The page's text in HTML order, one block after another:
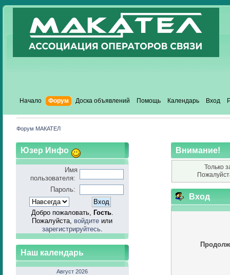
Начало Форум Доска объявлений Помощь Календарь Вход
Форум МАКАТЕЛ
Юзер Инфо
Имя
пользователя:
Пароль:
Добро пожаловать, Гость.
Пожалуйста, войдите или
зарегистрируйтесь.
Наш календарь
Август 2026
Внимание!
Только
Вход